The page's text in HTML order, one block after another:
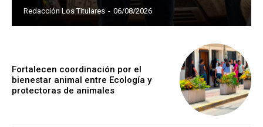
Redacción Los Titulares - 06/08/2026
Fortalecen coordinación por el
bienestar animal entre Ecología y
protectoras de animales